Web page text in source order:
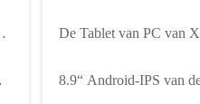
De Tablet van PC van
8.9“ Android-IPS van